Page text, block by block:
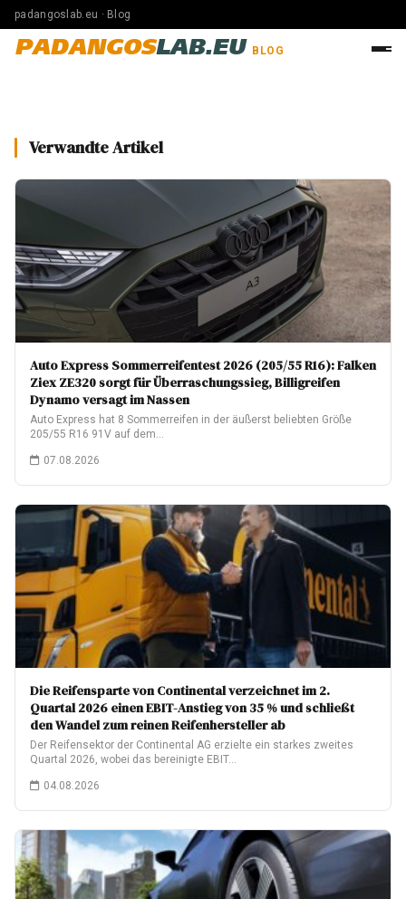
padangoslab.eu · Blog
PADANGOSLAB.EU BLOG
Verwandte Artikel
Auto Express Sommerreifentest 2026 (205/55 R16): Falken
Ziex ZE320 sorgt für Überraschungssieg, Billigreifen
Dynamo versagt im Nassen
Auto Express hat 8 Sommerreifen in der äußerst beliebten Größe
205/55 R16 91V auf dem…
07.08.2026
Die Reifensparte von Continental verzeichnet im 2.
Quartal 2026 einen EBIT-Anstieg von 35 % und schließt
den Wandel zum reinen Reifenhersteller ab
Der Reifensektor der Continental AG erzielte ein starkes zweites
Quartal 2026, wobei das bereinigte EBIT…
04.08.2026